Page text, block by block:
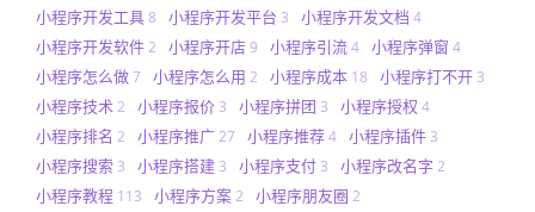
小程序开发工具8 小程序开发平台 3 小程序开发文档 4
小程序开发软件2 小程序开店9 小程序引流4 小程序弹窗 4
小程序怎么做7 小程序怎么用 2 小程序成本 18 小程序打不开 3
小程序技术2 小程序报价 3 小程序拼团 3 小程序授权 4
小程序排名 2 小程序推广27 小程序推荐4 小程序插件 3
小程序搜索 3 小程序搭建 3 小程序支付 3 小程序改名字 2
小程序教程 113 小程序方案2 小程序朋友圈 2